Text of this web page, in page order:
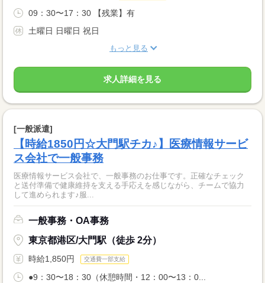
09：30〜17：30 【残業】有
土曜日 日曜日 祝日
もっと見る
求人詳細を見る
[一般派遣]
【時給1850円☆大門駅チカ♪】医療情報サービ
ス会社で一般事務
医療情報サービス会社で、一般事務のお仕事です。正確なチェック
と送付準備で健康維持を支える手応えを感じながら、チームで協力
して進められます♪服...
一般事務・OA事務
東京都港区/大門駅（徒歩 2分）
時給1,850円 交通費一部支給
●9：30〜18：30（休憩時間・12：00〜13：0...